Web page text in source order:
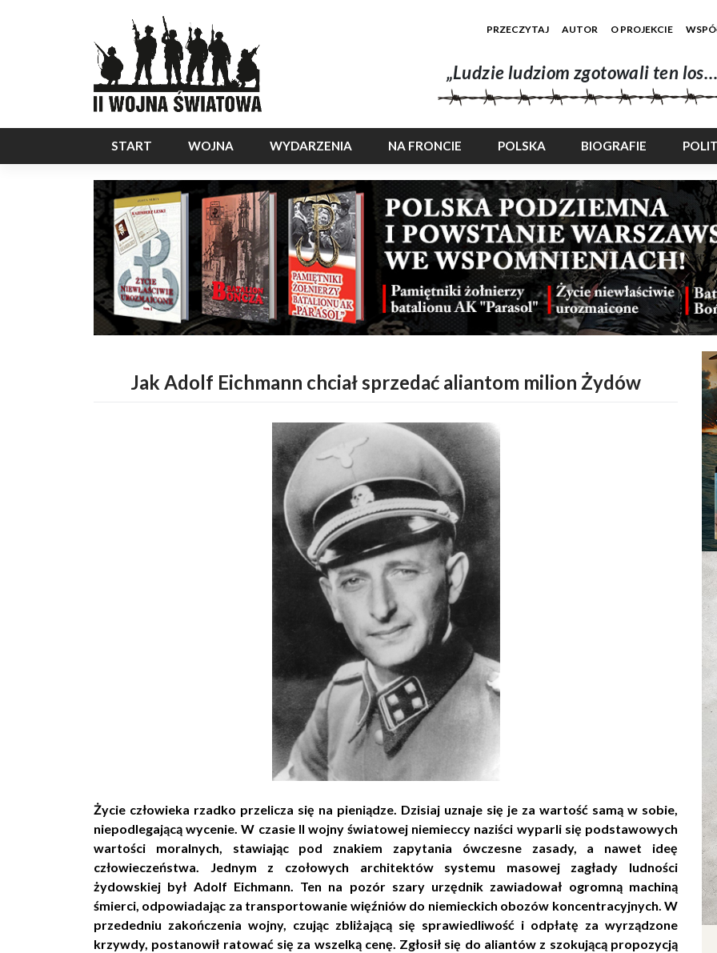
PRZECZYTAJ AUTOR O PROJEKCIE
„Ludzie ludziom zgotowali ten
START WOJNA WYDARZENIA NA FRONCIE POLSKA BIOGRAFIE
Jak Adolf Eichmann chciał sprzedać aliantom milion Żydów
Życie człowieka rzadko przelicza się na pieniądze. Dzisiaj uznaje się je za wartość samą w sobie,
niepodlegającą wycenie. W czasie II wojny światowej niemieccy naziści wyparli się podstawowych
wartości moralnych, stawiając pod znakiem zapytania ówczesne zasady, a nawet ideę
człowieczeństwa. Jednym z czołowych architektów systemu masowej zagłady ludności
żydowskiej był Adolf Eichmann. Ten na pozór szary urzędnik zawiadował ogromną machiną
śmierci, odpowiadając za transportowanie więźniów do niemieckich obozów koncentracyjnych. W
przededniu zakończenia wojny, czując zbliżającą się sprawiedliwość i odpłatę za wyrządzone
krzywdy, postanowił ratować się za wszelką cenę. Zgłosił się do aliantów z szokującą propozycją